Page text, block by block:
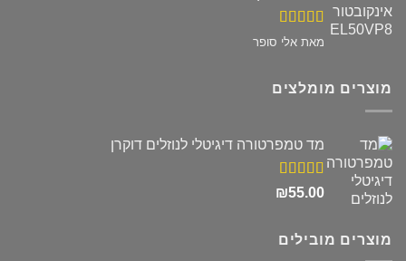
דורג 5מתוך
מאת אלי סופר
מוצרים מומלצים
מד טמפרטורה דיגיטלי לנוזלים דוקרן
דורג5.00
₪55.00
מוצרים מובילים